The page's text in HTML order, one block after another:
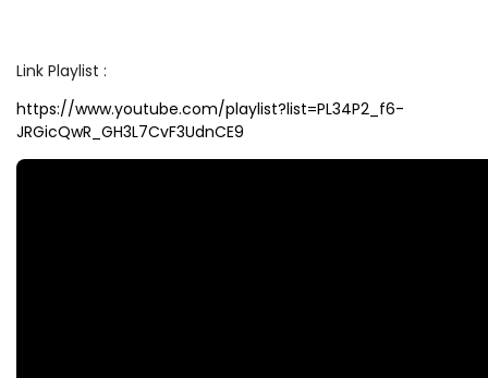
Link Playlist :
https://www.youtube.com/playlist?list=PL34P2_f6-
JRGicQwR_GH3L7CvF3UdnCE9